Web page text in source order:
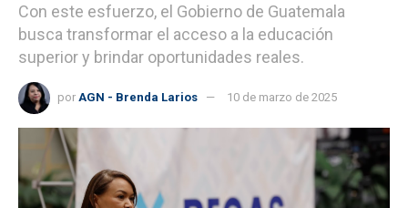
Con este esfuerzo, el Gobierno de Guatemala
busca transformar el acceso a la educación
superior y brindar oportunidades reales.
por AGN - Brenda Larios 10 de marzo de 2025